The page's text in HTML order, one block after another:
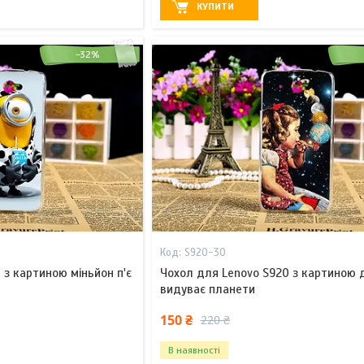
КУПИТИ
–32%
картиною міньйон п'є
S920-30
Чохол для Lenovo S920 з картиною
видуває планети
150 ₴ 220 ₴
В наявності